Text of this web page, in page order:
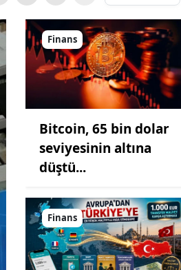
Finans
Bitcoin, 65 bin dolar
seviyesinin altına
düştü...
Finans